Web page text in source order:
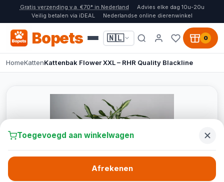
Gratis verzending v.a. €70* in Nederland
Advies elke dag 10u-20u
Veilig betalen via iDEAL
Nederlandse online dierenwinkel
Bopets 🇳🇱 0
HomeKattenKattenbak Flower XXL – RHR Quality Blackline
Toegevoegd aan winkelwagen
Afrekenen